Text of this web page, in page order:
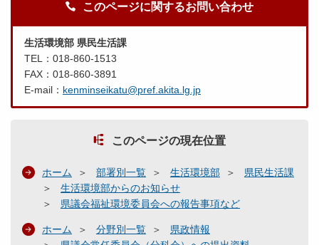
このページに関するお問い合わせ
生活環境部 県民生活課
TEL：018-860-1513
FAX：018-860-3891
E-mail： kenminseikatu@pref.akita.lg.jp
このページの現在位置
ホーム 部署別一覧 生活環境部
県民生活課
生活環境部からのお知らせ
県議会福祉環境委員会への報告事項など
ホーム 分野別一覧
県政情報